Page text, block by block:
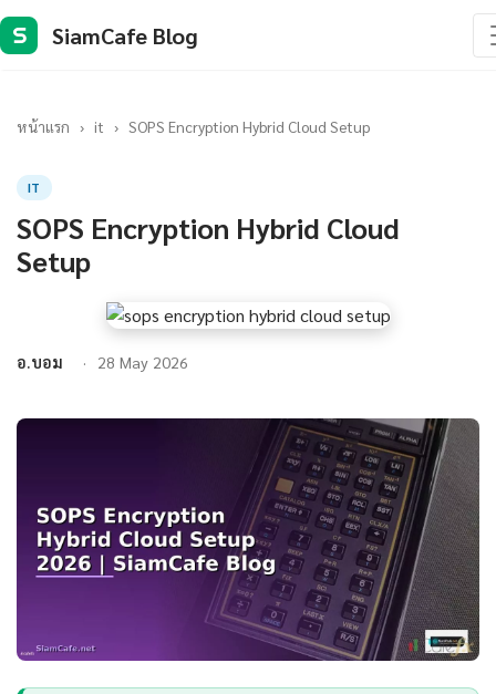
S SiamCafe Blog
หน้าแรก › it › SOPS Encryption Hybrid Cloud Setup
IT
SOPS Encryption Hybrid Cloud
Setup
อ.บอม 28 May 2026